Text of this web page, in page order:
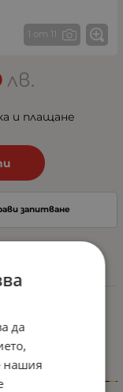
1 от 11
лв.
и плащане
запитване
да
нашия